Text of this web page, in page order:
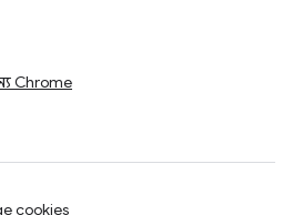
Chrome
cookies